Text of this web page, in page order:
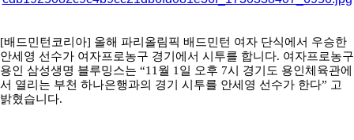
[배드민턴코리아] 올해 파리올림픽 배드민턴 여자 단식에서 우승한
안세영 선수가 여자프로농구 경기에서 시투를 합니다. 여자프로농구
용인 삼성생명 블루밍스는 “11월 1일 오후 7시 경기도 용인체육관에
서 열리는 부천 하나은행과의 경기 시투를 안세영 선수가 한다” 고
밝혔습니다.